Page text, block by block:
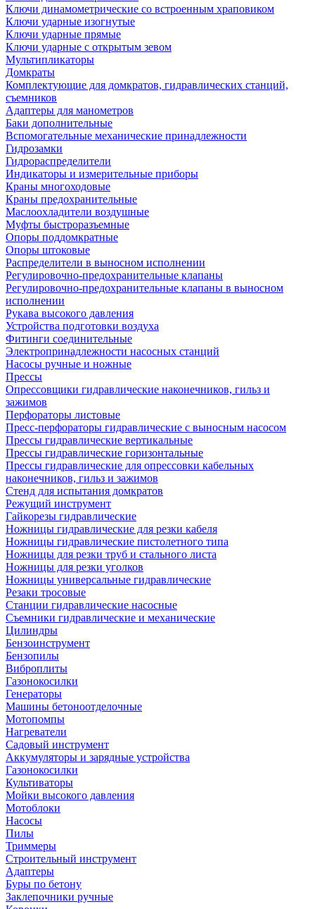
Ключи динамометрические со встроенным храповиком
Ключи ударные изогнутые
Ключи ударные прямые
Ключи ударные с открытым зевом
Мультипликаторы
Домкраты
Комплектующие для домкратов, гидравлических станций,
съемников
Адаптеры для манометров
Баки дополнительные
Вспомогательные механические принадлежности
Гидрозамки
Гидрораспределители
Индикаторы и измерительные приборы
Краны многоходовые
Краны предохранительные
Маслоохладители воздушные
Муфты быстроразъемные
Опоры поддомкратные
Опоры штоковые
Распределители в выносном исполнении
Регулировочно-предохранительные клапаны
Регулировочно-предохранительные клапаны в выносном
исполнении
Рукава высокого давления
Устройства подготовки воздуха
Фитинги соединительные
Электропринадлежности насосных станций
Насосы ручные и ножные
Прессы
Опрессовщики гидравлические наконечников, гильз и
зажимов
Перфораторы листовые
Пресс-перфораторы гидравлические с выносным насосом
Прессы гидравлические вертикальные
Прессы гидравлические горизонтальные
Прессы гидравлические для опрессовки кабельных
наконечников, гильз и зажимов
Стенд для испытания домкратов
Режущий инструмент
Гайкорезы гидравлические
Ножницы гидравлические для резки кабеля
Ножницы гидравлические пистолетного типа
Ножницы для резки труб и стального листа
Ножницы для резки уголков
Ножницы универсальные гидравлические
Резаки тросовые
Станции гидравлические насосные
Съемники гидравлические и механические
Цилиндры
Бензоинструмент
Бензопилы
Виброплиты
Газонокосилки
Генераторы
Машины бетоноотделочные
Мотопомпы
Нагреватели
Садовый инструмент
Аккумуляторы и зарядные устройства
Газонокосилки
Культиваторы
Мойки высокого давления
Мотоблоки
Насосы
Пилы
Триммеры
Строительный инструмент
Адаптеры
Буры по бетону
Заклепочники ручные